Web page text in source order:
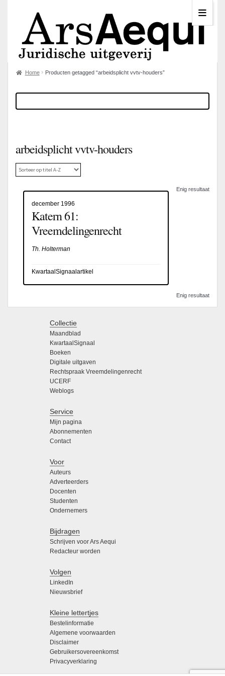
Home Producten getagged “arbeidsplicht vvtv-houders”
arbeidsplicht vvtv-houders
Enig resultaat
december 1996
Katern 61:
Vreemdelingenrecht
Th. Holterman
KwartaalSignaalartikel
Enig resultaat
Collectie
Maandblad
KwartaalSignaal
Boeken
Digitale uitgaven
Rechtspraak Vreemdelingenrecht
UCERF
Weblogs
Service
Mijn pagina
Abonnementen
Contact
Voor
Auteurs
Adverteerders
Docenten
Studenten
Ondernemers
Bijdragen
Schrijven voor Ars Aequi
Redacteur worden
Volgen
LinkedIn
Nieuwsbrief
Kleine lettertjes
Bestelinformatie
Algemene voorwaarden
Disclaimer
Gebruikersovereenkomst
Privacyverklaring